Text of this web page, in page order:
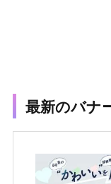
最新のバナ